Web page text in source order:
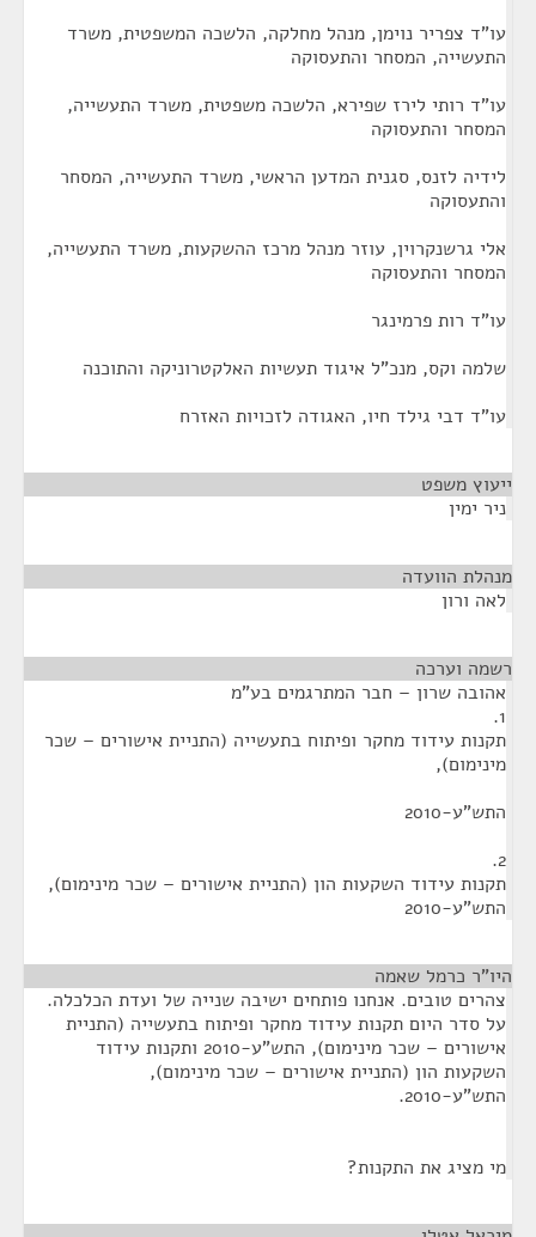
עו"ד צפריר נוימן, מנהל מחלקה, הלשכה המשפטית, משרד
התעשייה, המסחר והתעסוקה
עו"ד רותי לירז שפירא, הלשכה משפטית, משרד התעשייה,
המסחר והתעסוקה
לידיה לזנס, סגנית המדען הראשי, משרד התעשייה, המסחר
והתעסוקה
אלי גרשנקרוין, עוזר מנהל מרכז ההשקעות, משרד התעשייה,
המסחר והתעסוקה
עו"ד רות פרמינגר
שלמה וקס, מנכ"ל איגוד תעשיות האלקטרוניקה והתוכנה
עו"ד דבי גילד חיו, האגודה לזכויות האזרח
ייעוץ משפט
ניר ימין
מנהלת הוועדה
לאה ורון
רשמה וערכה
אהובה שרון – חבר המתרגמים בע"מ
1.
תקנות עידוד מחקר ופיתוח בתעשייה (התניית אישורים – שכר
מינימום),
התש"ע-2010
2.
תקנות עידוד השקעות הון (התניית אישורים – שכר מינימום),
התש"ע-2010
היו"ר כרמל שאמה
צהרים טובים. אנחנו פותחים ישיבה שנייה של ועדת הכלכלה.
על סדר היום תקנות עידוד מחקר ופיתוח בתעשייה (התניית
אישורים – שכר מינימום), התש"ע-2010 ותקנות עידוד
השקעות הון (התניית אישורים – שכר מינימום),
התש"ע-2010.
מי מציג את התקנות?